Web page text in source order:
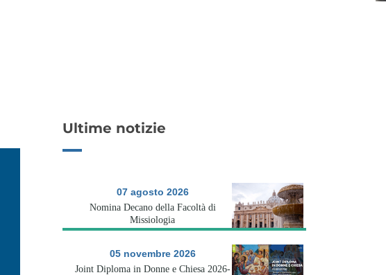
Ultime notizie
07 agosto 2026
Nomina Decano della Facoltà di
Missiologia
05 novembre 2026
Joint Diploma in Donne e Chiesa 2026-